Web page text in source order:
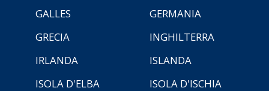
GALLES
GERMANIA
GRECIA
INGHILTERRA
IRLANDA
ISLANDA
ISOLA D'ELBA
ISOLA D'ISCHIA